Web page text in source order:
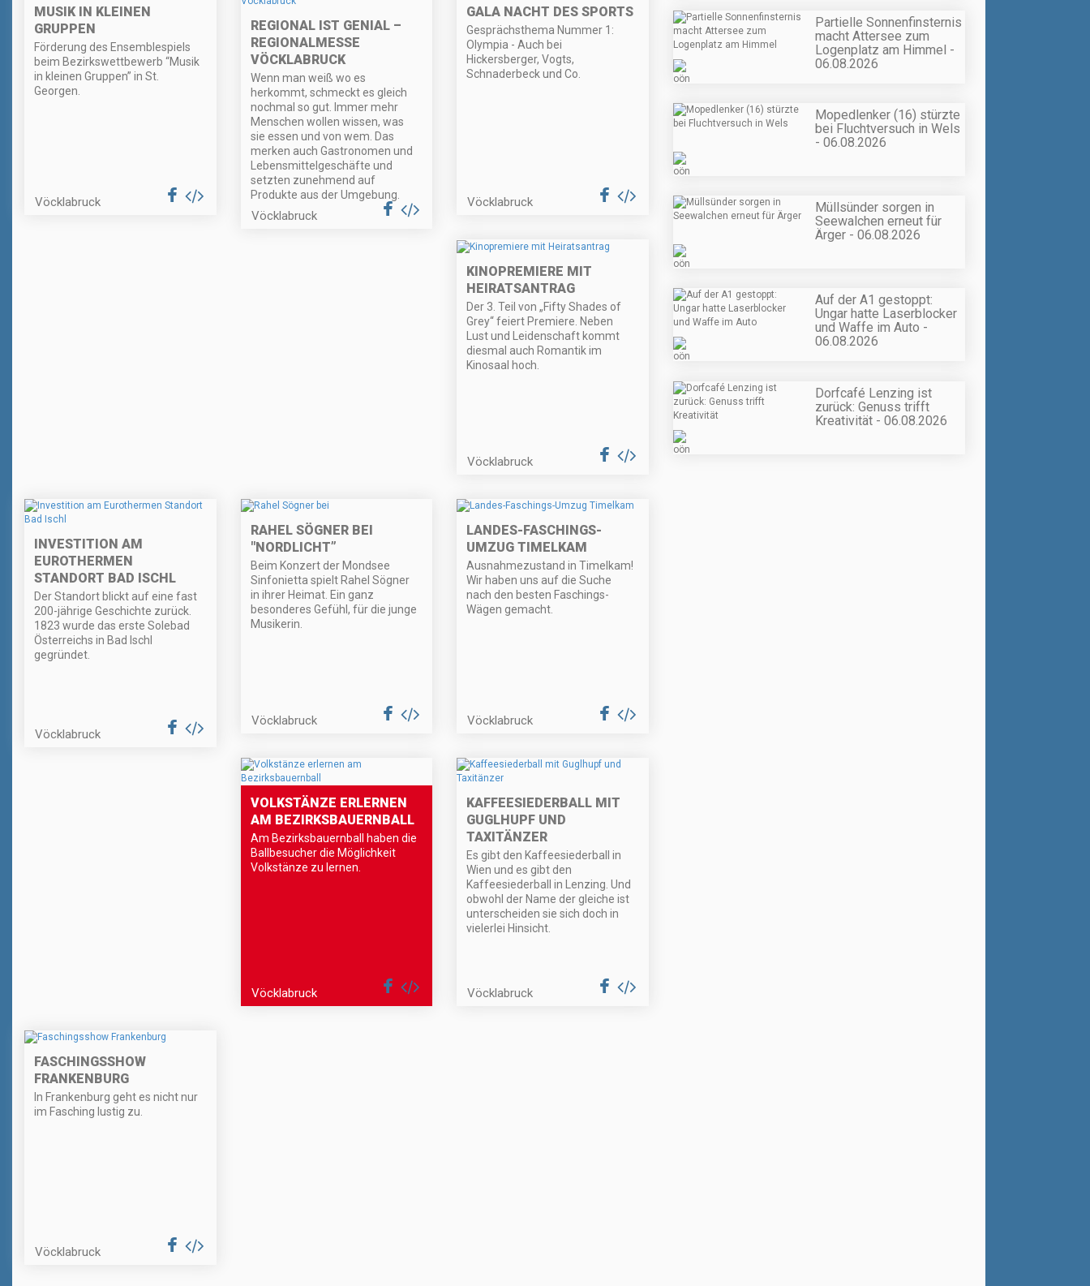
MUSIK IN KLEINEN
GRUPPEN
Förderung des Ensemblespiels
beim Bezirkswettbewerb “Musik
in kleinen Gruppen” in St.
Georgen.
Vöcklabruck
REGIONAL IST GENIAL –
REGIONALMESSE
VÖCKLABRUCK
Wenn man weiß wo es
herkommt, schmeckt es gleich
nochmal so gut. Immer mehr
Menschen wollen wissen, was
sie essen und von wem. Das
merken auch Gastronomen und
Lebensmittelgeschäfte und
setzten zunehmend auf
Produkte aus der Umgebung.
Vöcklabruck
GALA NACHT DES SPORTS
Gesprächsthema Nummer 1:
Olympia - Auch bei
Hickersberger, Vogts,
Schnaderbeck und Co.
Vöcklabruck
KINOPREMIERE MIT
HEIRATSANTRAG
Der 3. Teil von „Fifty Shades of
Grey“ feiert Premiere. Neben
Lust und Leidenschaft kommt
diesmal auch Romantik im
Kinosaal hoch.
Vöcklabruck
INVESTITION AM
EUROTHERMEN
STANDORT BAD ISCHL
Der Standort blickt auf eine fast
200-jährige Geschichte zurück.
1823 wurde das erste Solebad
Österreichs in Bad Ischl
gegründet.
Vöcklabruck
RAHEL SÖGNER BEI
"NORDLICHT”
Beim Konzert der Mondsee
Sinfonietta spielt Rahel Sögner
in ihrer Heimat. Ein ganz
besonderes Gefühl, für die junge
Musikerin.
Vöcklabruck
LANDES-FASCHINGS-
UMZUG TIMELKAM
Ausnahmezustand in Timelkam!
Wir haben uns auf die Suche
nach den besten Faschings-
Wägen gemacht.
Vöcklabruck
VOLKSTÄNZE ERLERNEN
AM BEZIRKSBAUERNBALL
Am Bezirksbauernball haben die
Ballbesucher die Möglichkeit
Volkstänze zu lernen.
Vöcklabruck
KAFFEESIEDERBALL MIT
GUGLHUPF UND
TAXITÄNZER
Es gibt den Kaffeesiederball in
Wien und es gibt den
Kaffeesiederball in Lenzing. Und
obwohl der Name der gleiche ist
unterscheiden sie sich doch in
vielerlei Hinsicht.
Vöcklabruck
FASCHINGSSHOW
FRANKENBURG
In Frankenburg geht es nicht nur
im Fasching lustig zu.
Vöcklabruck
Partielle Sonnenfinsternis
macht Attersee zum
Logenplatz am Himmel -
06.08.2026
Mopedlenker (16) stürzte
bei Fluchtversuch in Wels
- 06.08.2026
Müllsünder sorgen in
Seewalchen erneut für
Ärger - 06.08.2026
Auf der A1 gestoppt:
Ungar hatte Laserblocker
und Waffe im Auto -
06.08.2026
Dorfcafé Lenzing ist
zurück: Genuss trifft
Kreativität - 06.08.2026